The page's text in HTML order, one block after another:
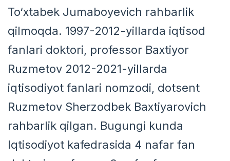
To‘xtabek Jumaboyevich rahbarlik
qilmoqda. 1997-2012-yillarda iqtisod
fanlari doktori, professor Baxtiyor
Ruzmetov 2012-2021-yillarda
iqtisodiyot fanlari nomzodi, dotsent
Ruzmetov Sherzodbek Baxtiyarovich
rahbarlik qilgan. Bugungi kunda
Iqtisodiyot kafedrasida 4 nafar fan